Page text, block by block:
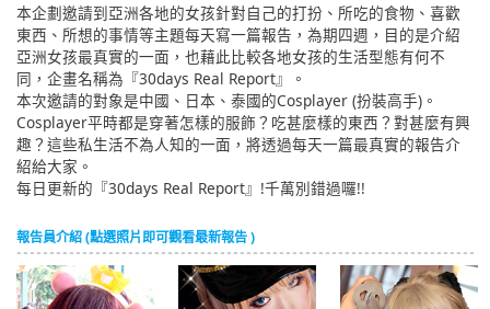
Bahasa Indonesia
本企劃邀請到亞洲各地的女孩針對自己的打扮、所吃的食物、喜歡
東西、所想的事情等主題每天寫一篇報告，為期四週，目的是介紹
亞洲女孩最真實的一面，也藉此比較各地女孩的生活型態有何不
同，企畫名稱為『30days Real Report』。
本次邀請的對象是中國、日本、泰國的Cosplayer (扮裝高手)。
Cosplayer平時都是穿著怎樣的服飾？吃甚麼樣的東西？對甚麼有興
趣？這些私生活不為人知的一面，將透過每天一篇最真實的報告介
紹給大家。
每日更新的『30days Real Report』!千萬別錯過囉!!
報告員介紹 (點選照片即可觀看最新報告 )